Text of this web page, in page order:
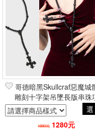
哥德暗黑Skullcraf惡魔城
雕刻十字架吊墜長版串珠
英國原裝進口Killstar正版
1880元 1280元